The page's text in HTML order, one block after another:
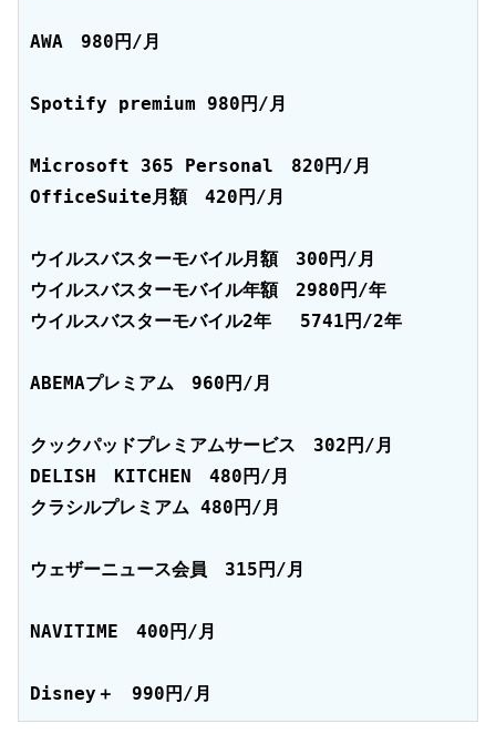
AWA　980円/月
Spotify premium 980円/月
Microsoft 365 Personal　820円/月
OfficeSuite月額　420円/月
ウイルスバスターモバイル月額　300円/月
ウイルスバスターモバイル年額　2980円/年
ウイルスバスターモバイル2年　 5741円/2年
ABEMAプレミアム　960円/月
クックパッドプレミアムサービス　302円/月
DELISH　KITCHEN　480円/月
クラシルプレミアム 480円/月
ウェザーニュース会員　315円/月
NAVITIME　400円/月
Disney＋　990円/月